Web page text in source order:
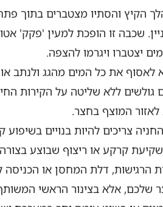
הקיץ והסתיו מצטברים בתוך
שכבה זו הופכת למעין 'פקק'
יצטברו ויגרמו להצפה.
לאסוף את כל המים מהגג ולנתב
ללא שליטה על הקירות
לאזור המוצף בחצר.
צריכים להיות בנויים
קרקע או ריצוף שבוצע
הרגישות, דלת המחסן או
שלכם, אלא בצינור הראשי